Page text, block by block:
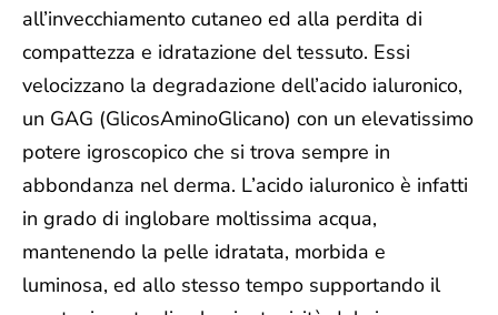
all’invecchiamento cutaneo ed alla perdita di
compattezza e idratazione del tessuto. Essi
velocizzano la degradazione dell’acido ialuronico,
un GAG (GlicosAminoGlicano) con un elevatissimo
potere igroscopico che si trova sempre in
abbondanza nel derma. L’acido ialuronico è infatti
in grado di inglobare moltissima acqua,
mantenendo la pelle idratata, morbida e
luminosa, ed allo stesso tempo supportando il